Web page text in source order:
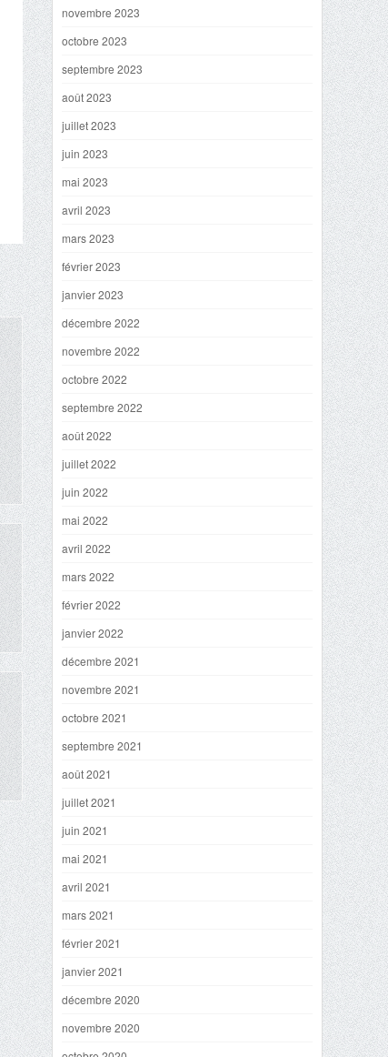
novembre 2023
octobre 2023
septembre 2023
août 2023
juillet 2023
juin 2023
mai 2023
avril 2023
mars 2023
février 2023
janvier 2023
décembre 2022
novembre 2022
octobre 2022
septembre 2022
août 2022
juillet 2022
juin 2022
mai 2022
avril 2022
mars 2022
février 2022
janvier 2022
décembre 2021
novembre 2021
octobre 2021
septembre 2021
août 2021
juillet 2021
juin 2021
mai 2021
avril 2021
mars 2021
février 2021
janvier 2021
décembre 2020
novembre 2020